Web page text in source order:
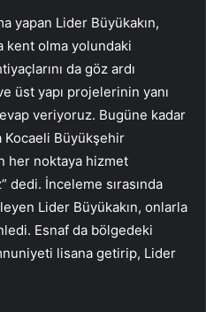
yapan Lider Büyükakın,
kent olma yolundaki
da göz ardı
üst yapı projelerinin yanı
veriyoruz. Bugüne kadar
Büyükşehir
her noktaya hizmet
dedi. İnceleme sırasında
Lider Büyükakın, onlarla
Esnaf da bölgedeki
lisana getirip, Lider